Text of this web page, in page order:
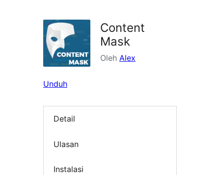
Content
Mask
Oleh Alex
Unduh
Detail
Ulasan
Instalasi